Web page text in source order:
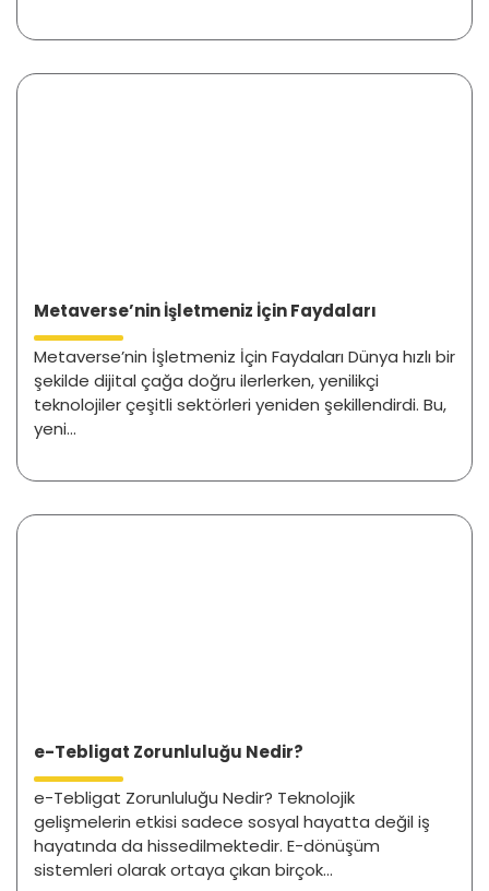
Metaverse’nin İşletmeniz İçin Faydaları
Metaverse’nin İşletmeniz İçin Faydaları Dünya hızlı bir
şekilde dijital çağa doğru ilerlerken, yenilikçi
teknolojiler çeşitli sektörleri yeniden şekillendirdi. Bu,
yeni...
e-Tebligat Zorunluluğu Nedir?
e-Tebligat Zorunluluğu Nedir? Teknolojik
gelişmelerin etkisi sadece sosyal hayatta değil iş
hayatında da hissedilmektedir. E-dönüşüm
sistemleri olarak ortaya çıkan birçok...